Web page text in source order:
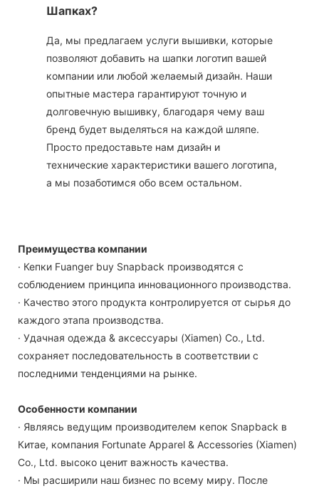
Шапках?
Да, мы предлагаем услуги вышивки, которые
позволяют добавить на шапки логотип вашей
компании или любой желаемый дизайн. Наши
опытные мастера гарантируют точную и
долговечную вышивку, благодаря чему ваш
бренд будет выделяться на каждой шляпе.
Просто предоставьте нам дизайн и
технические характеристики вашего логотипа,
а мы позаботимся обо всем остальном.
Преимущества компании
· Кепки Fuanger buy Snapback производятся с
соблюдением принципа инновационного производства.
· Качество этого продукта контролируется от сырья до
каждого этапа производства.
· Удачная одежда & аксессуары (Xiamen) Co., Ltd.
сохраняет последовательность в соответствии с
последними тенденциями на рынке.
Особенности компании
· Являясь ведущим производителем кепок Snapback в
Китае, компания Fortunate Apparel & Accessories (Xiamen)
Co., Ltd. высоко ценит важность качества.
· Мы расширили наш бизнес по всему миру. После